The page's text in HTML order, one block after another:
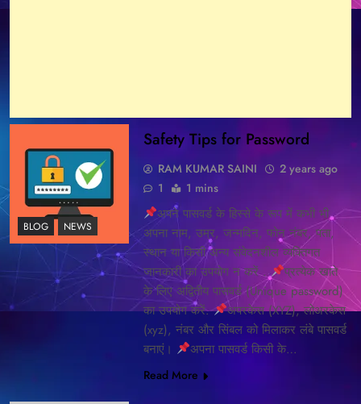
BLOG NEWS
Safety Tips for Password
RAM KUMAR SAINI
2 years ago
1
1 mins
अपने पासवर्ड के हिस्से के रूप में कभी भी
अपना नाम, उम्र, जन्मदिन, फोन नंबर, पता,
स्थान या किसी अन्य संवेदनशील व्यक्तिगत
जानकारी का उपयोग न करें .
प्रत्येक खाते
के लिए अद्वितीय पासवर्ड (Unique password)
का उपयोग करें.
अपरकेस (XYZ), लोअरकेस
(xyz), नंबर और सिंबल को मिलाकर लंबे पासवर्ड
बनाएं।
अपना पासवर्ड किसी के…
Read More